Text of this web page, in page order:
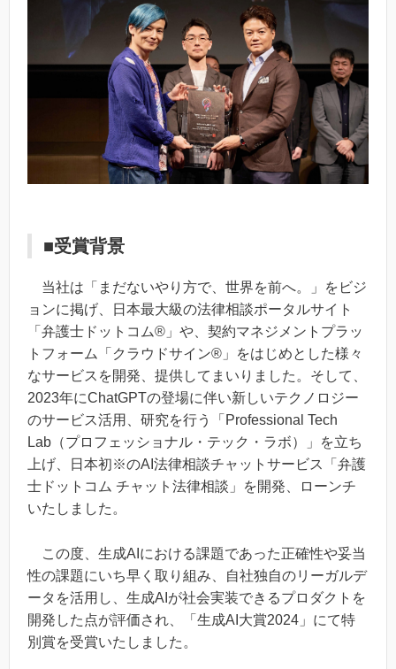
■受賞背景
当社は「まだないやり方で、世界を前へ。」をビジ
ョンに掲げ、日本最大級の法律相談ポータルサイト
「弁護士ドットコム®︎」や、契約マネジメントプラッ
トフォーム「クラウドサイン®︎」をはじめとした様々
なサービスを開発、提供してまいりました。そして、
2023年にChatGPTの登場に伴い新しいテクノロジー
のサービス活用、研究を行う「Professional Tech
Lab（プロフェッショナル・テック・ラボ）」を立ち
上げ、日本初※のAI法律相談チャットサービス「弁護
士ドットコム チャット法律相談」を開発、ローンチ
いたしました。
この度、生成AIにおける課題であった正確性や妥当
性の課題にいち早く取り組み、自社独自のリーガルデ
ータを活用し、生成AIが社会実装できるプロダクトを
開発した点が評価され、「生成AI大賞2024」にて特
別賞を受賞いたしました。